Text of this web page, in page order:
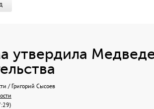
утвердила
/ Григорий Сысоев